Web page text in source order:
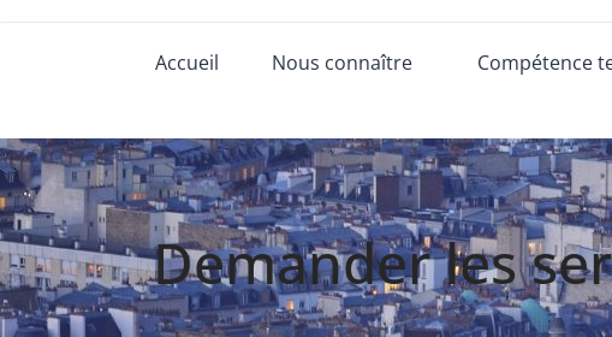
Accueil Nous connaître Compétence
Demander les